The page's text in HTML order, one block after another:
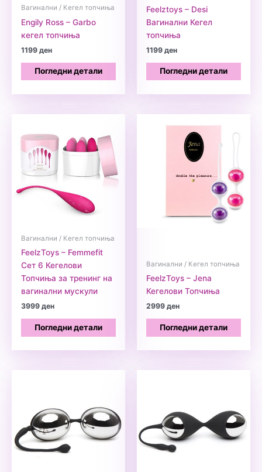
Вагинални / Кегел топчиња
Engily Ross – Garbo
кегел топчиња
1199ден
Погледни детали
Feelztoys – Desi
Вагинални Кегел
топчиња
1199ден
Погледни детали
Вагинални / Кегел топчиња
FeelzToys – Femmefit
Сет 6 Кегелови
Топчиња за тренинг на
вагинални мускули
3999ден
Погледни детали
Вагинални / Кегел топчиња
FeelzToys – Jena
Кегелови Топчиња
2999ден
Погледни детали